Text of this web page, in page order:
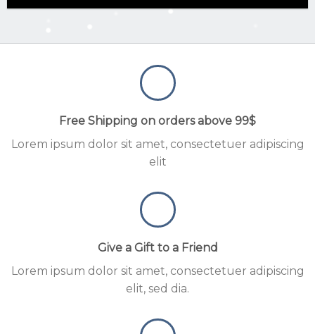
Free Shipping on orders above 99$
Lorem ipsum dolor sit amet, consectetuer adipiscing
elit
Give a Gift to a Friend
Lorem ipsum dolor sit amet, consectetuer adipiscing
elit, sed dia.